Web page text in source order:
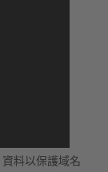
料以保護域名